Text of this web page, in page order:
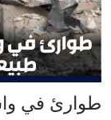
طوارئ في